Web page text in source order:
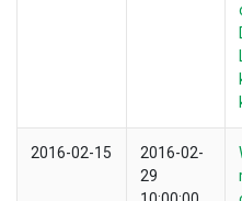
2016-02-15
2016-02-
29